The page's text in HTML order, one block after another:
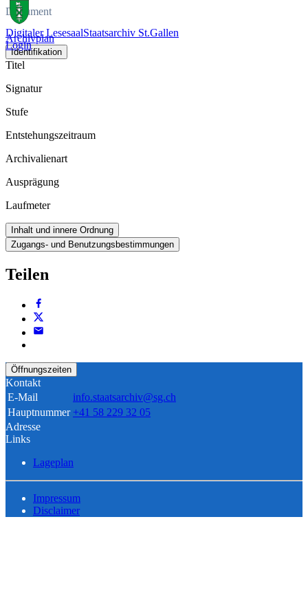
Digitaler LesesaalStaatsarchiv St.Gallen
Login
Dokument
Archivplan
Identifikation
Titel
Signatur
Stufe
Entstehungszeitraum
Archivalienart
Ausprägung
Laufmeter
Inhalt und innere Ordnung
Zugangs- und Benutzungsbestimmungen
Teilen
Öffnungszeiten
Kontakt
E-Mail
info.staatsarchiv@sg.ch
Hauptnummer +41 58 229 32 05
Adresse
Links
Lageplan
Impressum
Disclaimer